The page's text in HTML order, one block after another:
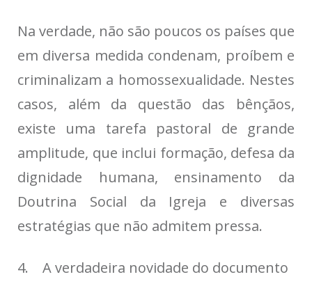
Na verdade, não são poucos os países que
em diversa medida condenam, proíbem e
criminalizam a homossexualidade. Nestes
casos, além da questão das bênçãos,
existe uma tarefa pastoral de grande
amplitude, que inclui formação, defesa da
dignidade humana, ensinamento da
Doutrina Social da Igreja e diversas
estratégias que não admitem pressa.
4. A verdadeira novidade do documento